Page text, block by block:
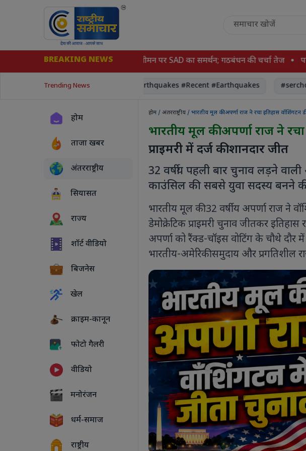
BREAKING NEWS
सियासी हलचल, महिला आरक्षण-परिसीमन पर SAD का समर्थन; गठबंधन की चर्चा तेज पहले BJP
Trending News
# Narendramodi #RecentEarthquakes #Recent #Earthquakes
होम
ताजा खबर
अंतरराष्ट्रीय
सियासत
राज्य
शॉर्ट वीडियो
बिजनेस
खेल
क्राइम-कानून
फोटो गैलरी
वीडियो
मनोरंजन
धर्म-समाज
राष्ट्रीय
होम /अंतरराष्ट्रीय / भारतीय मूल की अपर्णा राज ने रचा इतिहास वॉशिंगटन
भारतीय मूल की अपर्णा राज ने
प्राइमरी में दर्ज की शानदार जीत
32 वर्षीय पहली बार चुनाव लड़ने
काउंसिल की सबसे युवा सदस्य बनने
भारतीय मूल की 32 वर्षीय अपर्णा राज ने
डेमोक्रेटिक प्राइमरी चुनाव जीतकर
अपर्णा को रैंक्ड-चॉइस वोटिंग के चौथे दौर
भारतीय-अमेरिकी समुदाय और प्रगतिशील
9 PHOTOS